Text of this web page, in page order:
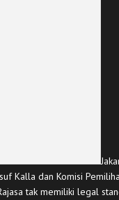
Kalla dan Komisi
tak memiliki legal